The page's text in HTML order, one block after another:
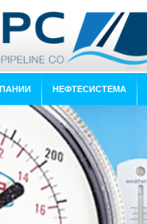
НЕФТЕСИСТЕМА